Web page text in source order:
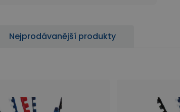
Nejprodávanější produkty